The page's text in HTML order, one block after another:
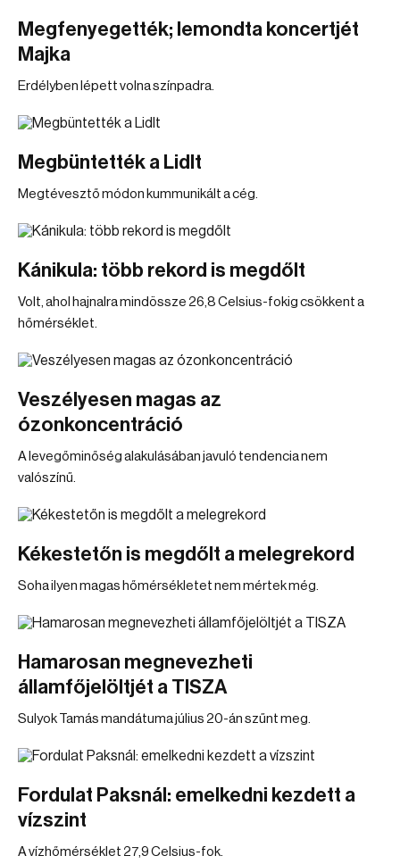
Megfenyegették; lemondta koncertjét
Majka
Erdélyben lépett volna színpadra.
Megbüntették a Lidlt
Megtévesztő módon kummunikált a cég.
Kánikula: több rekord is megdőlt
Volt, ahol hajnalra mindössze 26,8 Celsius-fokig csökkent a
hőmérséklet.
Veszélyesen magas az
ózonkoncentráció
A levegőminőség alakulásában javuló tendencia nem
valószínű.
Kékestetőn is megdőlt a melegrekord
Soha ilyen magas hőmérsékletet nem mértek még.
Hamarosan megnevezheti
államfőjelöltjét a TISZA
Sulyok Tamás mandátuma július 20-án szűnt meg.
Fordulat Paksnál: emelkedni kezdett a
vízszint
A vízhőmérséklet 27,9 Celsius-fok.